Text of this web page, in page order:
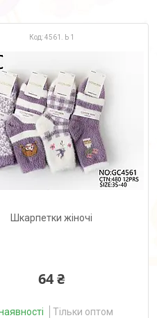
4561. Ь 1
Шкарпетки жіночі
64 ₴
Тільки оптом